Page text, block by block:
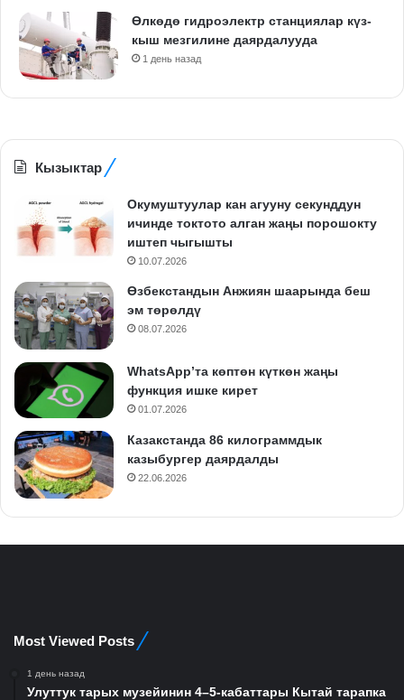
Өлкөдө гидроэлектр станциялар күз-
кыш мезгилине даярдалууда
1 день назад
Кызыктар
Окумуштуулар кан агууну секунддун
ичинде токтото алган жаңы порошокту
иштеп чыгышты
10.07.2026
Өзбекстандын Анжиян шаарында беш
эм төрөлдү
08.07.2026
WhatsApp’та көптөн күткөн жаңы
функция ишке кирет
01.07.2026
Казакстанда 86 килограммдык
казыбургер даярдалды
22.06.2026
Most Viewed Posts
1 день назад
Улуттук тарых музейинин 4–5-кабаттары Кытай тарапка